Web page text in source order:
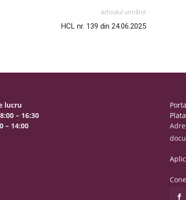
Articolul următor
HCL nr. 139 din 24.06.2025
lucru
– 16:30
– 14:00